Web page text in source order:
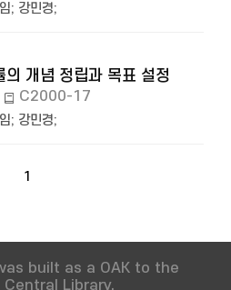
; 강민경;
의 개념 정립과 목표 설정
C2000-17
; 강민경;
1
built as a OAK to the
Central Library.